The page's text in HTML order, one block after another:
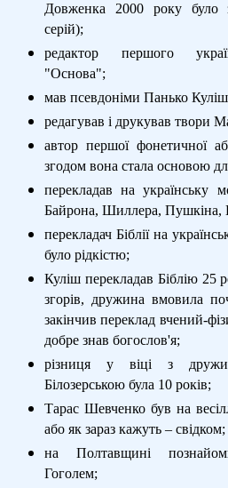
Довженка 2000 року було
серій);
редактор першого
"Основа";
мав псевдоніми Панько
редагував і друкував твори
автор першої фонетичної
згодом вона стала основою
перекладав на українську
Байрона, Шиллера, Пушкіна,
перекладач Біблії на
було рідкістю;
Куліш перекладав Біблію 25
згорів, дружина вмовила
закінчив переклад вчений-
добре знав богослов'я;
різниця у віці з
Білозерською була 10 років;
Тарас Шевченко був на
або як зараз кажуть – свідком;
на Полтавщині
Гоголем;